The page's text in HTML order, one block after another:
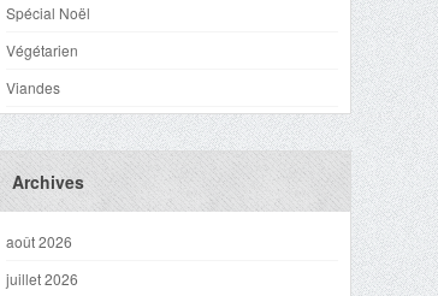
Spécial Noël
Végétarien
Viandes
Archives
août 2026
juillet 2026